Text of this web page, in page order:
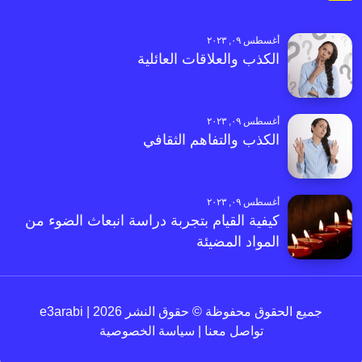
أغسطس ٠٩, ٢٠٢٣
الكذب والعلاقات العائلية
أغسطس ٠٩, ٢٠٢٣
الكذب والتفاهم الثقافي
أغسطس ٠٩, ٢٠٢٣
كيفية القيام بتجربة دراسة انبعاث الضوء من
المواد المضيئة
جميع الحقوق محفوظة © حقوق النشر 2026 | e3arabi
تواصل معنا
سياسة الخصوصية